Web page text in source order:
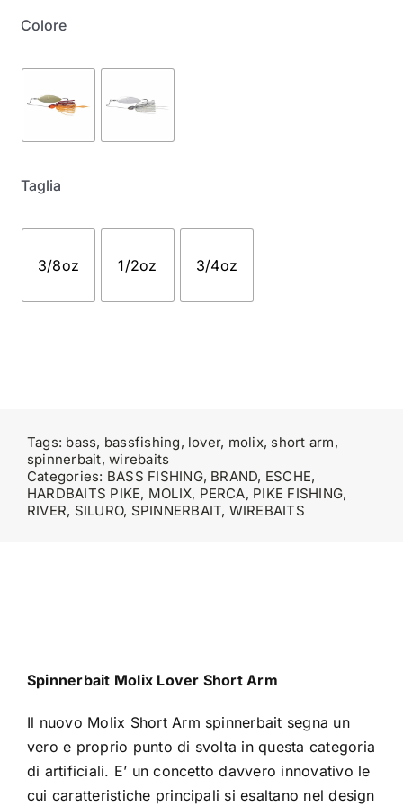
Colore
Taglia
3/8oz 1/2oz 3/4oz
Tags: bass, bassfishing, lover, molix, short arm,
spinnerbait,wirebaits
Categories: BASS FISHING, BRAND, ESCHE,
HARDBAITS PIKE, MOLIX, PERCA, PIKE FISHING,
RIVER, SILURO, SPINNERBAIT, WIREBAITS
Spinnerbait Molix Lover Short Arm
Il nuovo Molix Short Arm spinnerbait segna un
vero e proprio punto di svolta in questa categoria
di artificiali. E’ un concetto davvero innovativo le
cui caratteristiche principali si esaltano nel design